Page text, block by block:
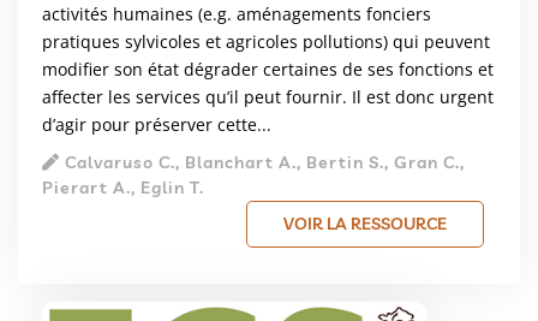
activités humaines (e.g. aménagements fonciers
pratiques sylvicoles et agricoles pollutions) qui peuvent
modifier son état dégrader certaines de ses fonctions et
affecter les services qu’il peut fournir. Il est donc urgent
d’agir pour préserver cette...
Calvaruso C., Blanchart A., Bertin S., Gran C.,
Pierart A., Eglin T.
VOIR LA RESSOURCE